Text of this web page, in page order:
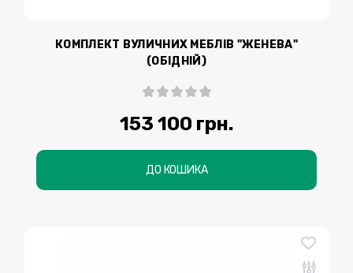
КОМПЛЕКТ ВУЛИЧНИХ МЕБЛІВ "ЖЕНЕВА"
(ОБІДНІЙ)
153 100 грн.
ДО КОШИКА